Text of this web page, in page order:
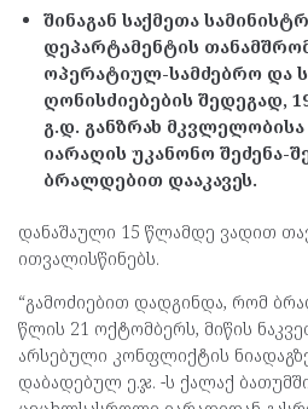
შინაგან საქმეთა
დეპარტამენტის
ოპერატიულ-სამძებრო და
ღონისძიებების შედეგად,
გ.დ. განზრახ
იარაღის უკანონო შეძენა-
ბრალდებით დააკავეს.
დანაშაული 15 წლამდე ვადით
ითვალისწინებს.
“გამოძიებით დადგინდა, რომ
წლის 21 ოქტომბერს, მიწის
არსებული კონფლიქტის
დაბადებულ ე.ჯ. -ს ქალაქ